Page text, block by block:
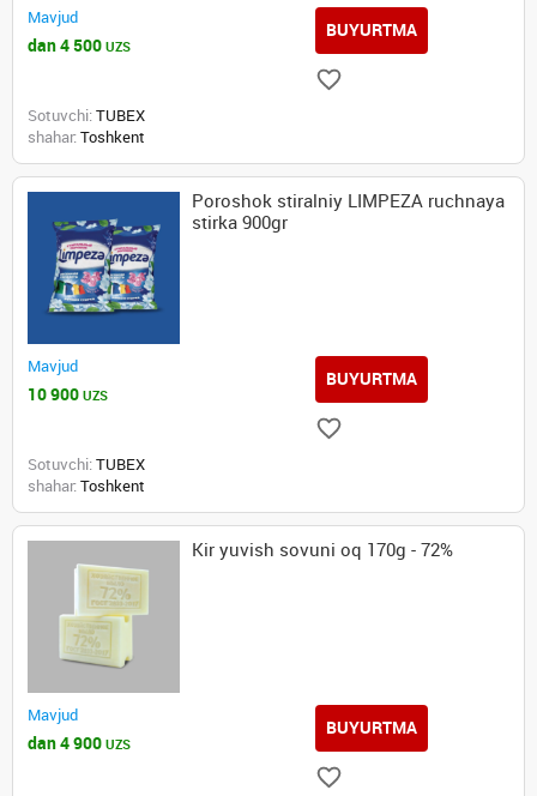
Mavjud
dan 4 500 UZS
BUYURTMA
Sotuvchi: TUBEX
shahar: Toshkent
Poroshok stiralniy LIMPEZA ruchnaya
stirka 900gr
Mavjud
10 900 UZS
BUYURTMA
Sotuvchi: TUBEX
shahar: Toshkent
Kir yuvish sovuni oq 170g - 72%
Mavjud
dan 4 900 UZS
BUYURTMA